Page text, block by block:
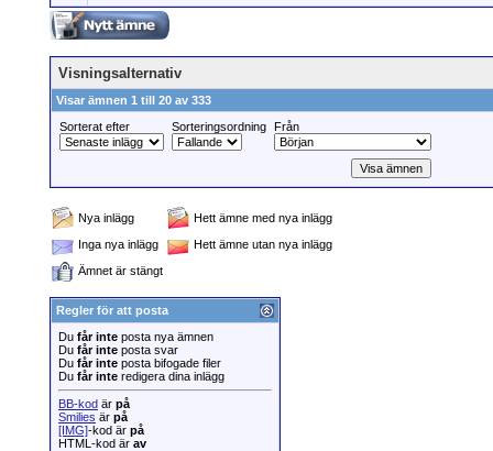
Visningsalternativ
Visar ämnen 1 till 20 av 333
Sorterat efter
Sorteringsordning Från
Nya inlägg
Hett ämne med nya inlägg
Inga nya inlägg
Hett ämne utan nya inlägg
Ämnet är stängt
Regler för att posta
Du får inte posta nya ämnen
Du får inte posta svar
Du får inte posta bifogade filer
Du får inte redigera dina inlägg
BB-kod är på
Smilies är på
[IMG]-kod är på
HTML-kod är av